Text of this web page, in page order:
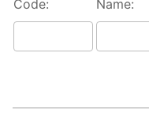
Code: Name: